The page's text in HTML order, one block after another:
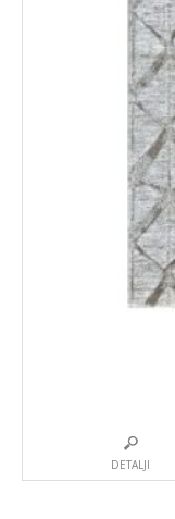
DETALJI